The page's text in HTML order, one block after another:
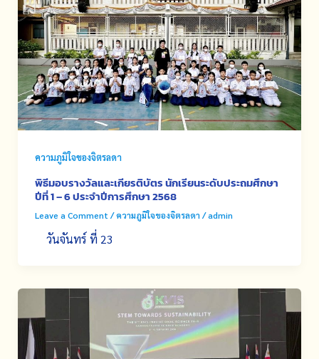
ความภูมิใจของจิตรลดา
พิธีมอบรางวัลและเกียรติบัตร นักเรียนระดับประถมศึกษา
ปีที่ 1 – 6 ประจำปีการศึกษา 2568
Leave a Comment /ความภูมิใจของจิตรลดา /admin
วันจันทร์ ที่ 23